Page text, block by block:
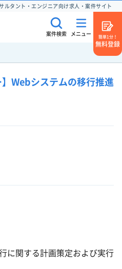
ルタント・エンジニア向け求人・案件サイト
案件検索 メニュー
簡単1分！
無料登録
】Webシステムの移行推進
に関する計画策定および実行